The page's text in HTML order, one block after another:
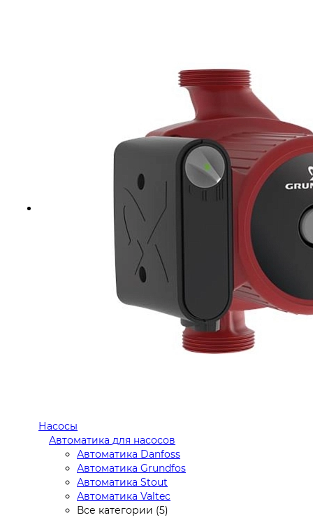
Насосы
Автоматика для насосов
Автоматика Danfoss
Автоматика Grundfos
Автоматика Stout
Автоматика Valtec
Все категории (5)